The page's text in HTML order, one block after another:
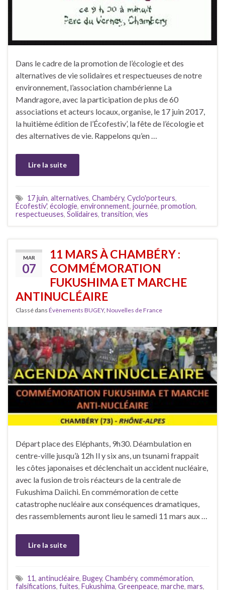
Dans le cadre de la promotion de l’écologie et des
alternatives de vie solidaires et respectueuses de notre
environnement, l’association chambérienne La
Mandragore, avec la participation de plus de 60
associations et acteurs locaux, organise, le 17 juin 2017,
la huitième édition de l’Écofestiv’, la fête de l’écologie et
des alternatives de vie. Rappelons qu’en …
Lire la suite
17 juin, alternatives, Chambéry, Cyclo'porteurs,
Écofestiv', écologie, environnement, journée, promotion,
respectueuses, Solidaires, transition, vies
MAR
07
11 MARS À CHAMBÉRY :
COMMÉMORATION
FUKUSHIMA ET MARCHE
ANTINUCLÉAIRE
Classé dans Évènements BUGEY, Nouvelles de France
Départ place des Eléphants, 9h30. Déambulation en
centre-ville jusqu’à 12h Il y six ans, un tsunami frappait
les côtes japonaises et déclenchait un accident nucléaire,
avec la fusion de trois réacteurs de la centrale de
Fukushima Daiichi. En commémoration de cette
catastrophe nucléaire aux conséquences dramatiques,
des rassemblements auront lieu le samedi 11 mars aux …
Lire la suite
11, antinucléaire, Bugey, Chambéry, commémoration,
falsifications, fuites, Fukushima, Greenpeace, marche, mars,